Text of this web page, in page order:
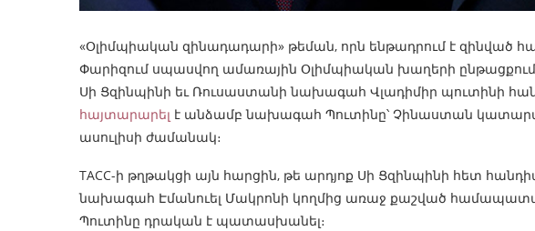
«Օլիմպիական զինադադարի» թեման, որն ենթադրում է զինված
Փարիզում սպասվող ամառային Օլիմպիական խաղերի
Սի Ցզինպինի եւ Ռուսաստանի նախագահ Վլադիմիր պուտինի
հայտարարել է անձամբ նախագահ Պուտինը՝ Չինաստան
ասուլիսի ժամանակ։
TACC-ի թղթակցի այն հարցին, թե արդյոք Սի Ցզինպինի հետ
նախագահ Էմանուել Մակրոնի կողմից առաջ քաշված
Պուտինը դրական է պատասխանել։